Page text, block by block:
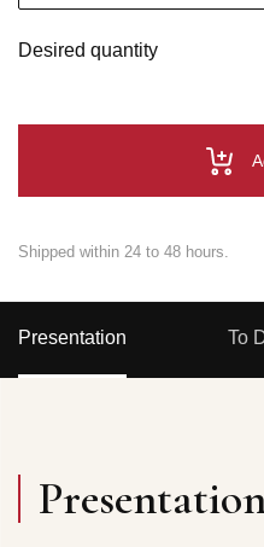
Desired quantity
Shipped within 24 to 48 hours.
Presentation To